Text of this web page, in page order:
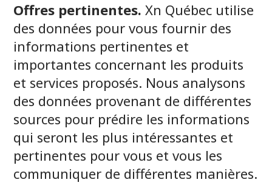
Offres pertinentes.Xn Québec utilise
des données pour vous fournir des
informations pertinentes et
importantes concernant les produits
et services proposés. Nous analysons
des données provenant de différentes
sources pour prédire les informations
qui seront les plus intéressantes et
pertinentes pour vous et vous les
communiquer de différentes manières.